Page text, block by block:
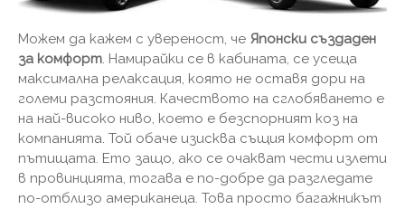
Можем да кажем с увереност, че Японски създаден
за комфорт. Намирайки се в кабината, се усеща
максимална релаксация, която не оставя дори на
големи разстояния. Качеството на сглобяването е
на най-високо ниво, което е безспорният коз на
компанията. Той обаче изисква същия комфорт от
пътищата. Ето защо, ако се очакват чести излети
в провинцията, тогава е по-добре да разгледате
по-отблизо американеца. Това просто багажникът